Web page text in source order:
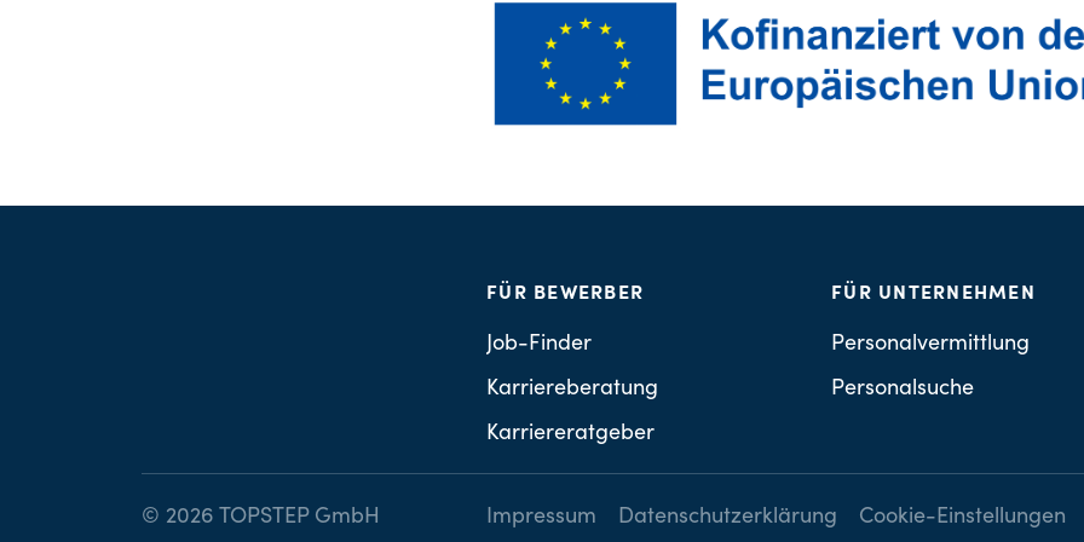
FÜR BEWERBER
Job-Finder
Karriereberatung
Karriereratgeber
FÜR UNTERNEHMEN
Personalvermittlung
Personalsuche
© 2026 TOPSTEP GmbH Impressum Datenschutzerklärung Cookie-Einstellungen